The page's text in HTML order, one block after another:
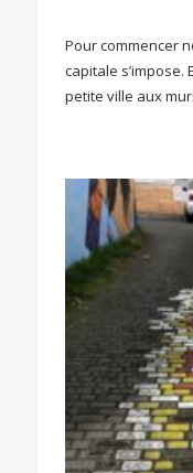
Pour commencer
capitale
petite ville aux